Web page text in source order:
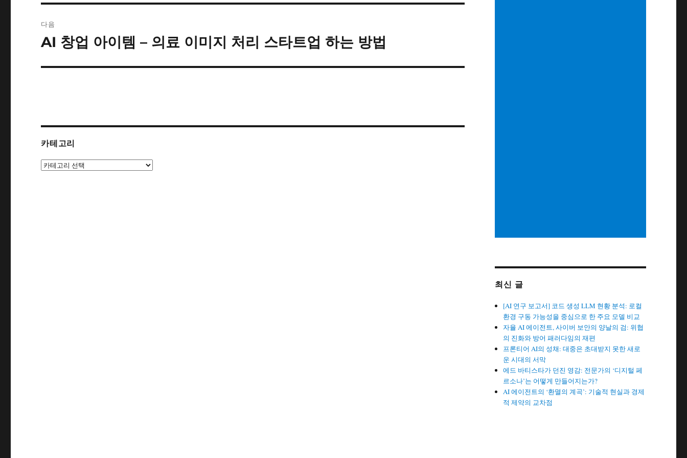
이
글:
다음
다
글:
AI 창업 아이템 – 의료 이미지 처리 스타트업 하는 방법
카테고리
카
최신 글
[AI 연구 보고서] 코드 생성 LLM 현황 분석: 로컬
환경 구동 가능성을 중심으로 한 주요 모델 비교
자율 AI 에이전트, 사이버 보안의 양날의 검: 위협
의 진화와 방어 패러다임의 재편
프론티어 AI의 성채: 대중은 초대받지 못한 새로
운 시대의 서막
에드 바티스타가 던진 영감: 전문가의 ‘디지털 페
르소나’는 어떻게 만들어지는가?
AI 에이전트의 ‘환멸의 계곡’: 기술적 현실과 경제
적 제약의 교차점